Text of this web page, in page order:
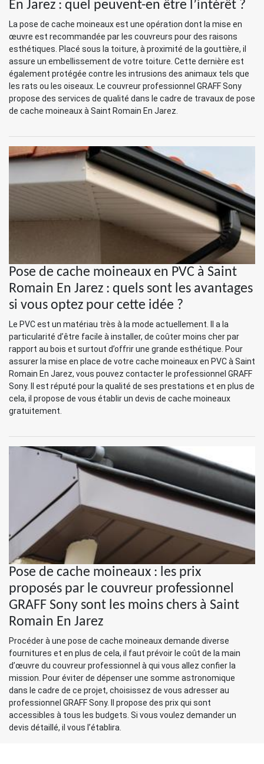
En Jarez : quel peuvent-en être l’intérêt ?
La pose de cache moineaux est une opération dont la mise en
œuvre est recommandée par les couvreurs pour des raisons
esthétiques. Placé sous la toiture, à proximité de la gouttière, il
assure un embellissement de votre toiture. Cette dernière est
également protégée contre les intrusions des animaux tels que
les rats ou les oiseaux. Le couvreur professionnel GRAFF Sony
propose des services de qualité dans le cadre de travaux de pose
de cache moineaux à Saint Romain En Jarez.
Pose de cache moineaux en PVC à Saint
Romain En Jarez : quels sont les avantages
si vous optez pour cette idée ?
Le PVC est un matériau très à la mode actuellement. Il a la
particularité d’être facile à installer, de coûter moins cher par
rapport au bois et surtout d’offrir une grande esthétique. Pour
assurer la mise en place de votre cache moineaux en PVC à Saint
Romain En Jarez, vous pouvez contacter le professionnel GRAFF
Sony. Il est réputé pour la qualité de ses prestations et en plus de
cela, il propose de vous établir un devis de cache moineaux
gratuitement.
Pose de cache moineaux : les prix
proposés par le couvreur professionnel
GRAFF Sony sont les moins chers à Saint
Romain En Jarez
Procéder à une pose de cache moineaux demande diverse
fournitures et en plus de cela, il faut prévoir le coût de la main
d’œuvre du couvreur professionnel à qui vous allez confier la
mission. Pour éviter de dépenser une somme astronomique
dans le cadre de ce projet, choisissez de vous adresser au
professionnel GRAFF Sony. Il propose des prix qui sont
accessibles à tous les budgets. Si vous voulez demander un
devis détaillé, il vous l’établira.